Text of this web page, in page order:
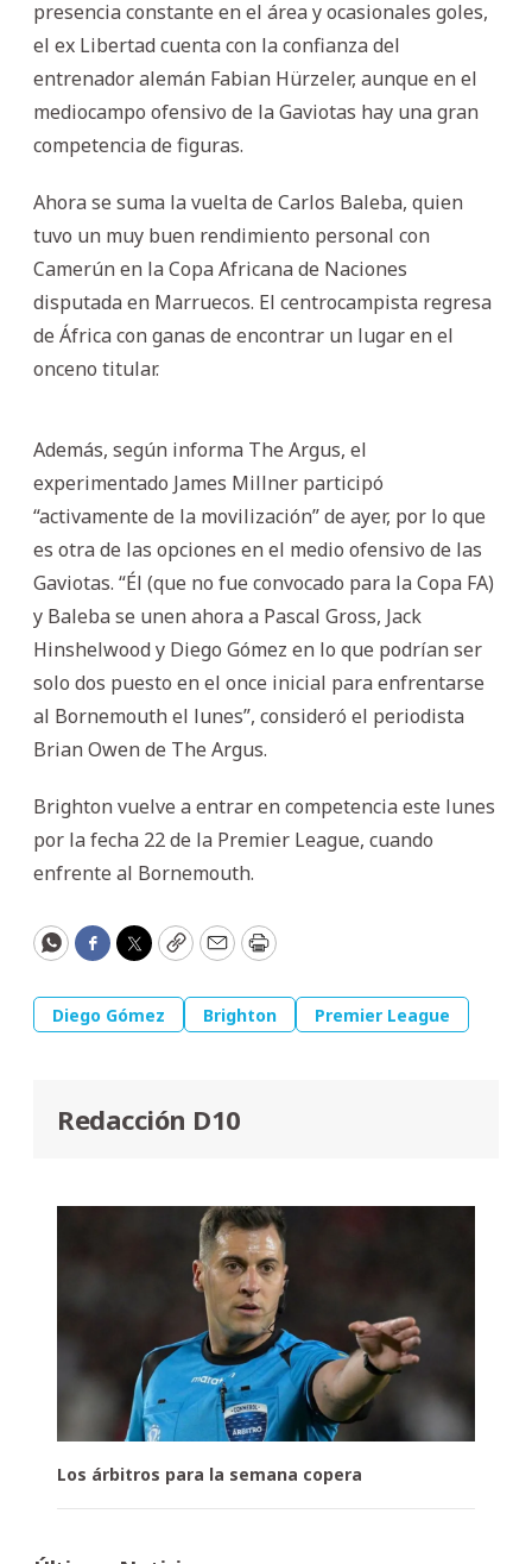
presencia constante en el área y ocasionales goles,
el ex Libertad cuenta con la confianza del
entrenador alemán Fabian Hürzeler, aunque en el
mediocampo ofensivo de la Gaviotas hay una gran
competencia de figuras.
Ahora se suma la vuelta de Carlos Baleba, quien
tuvo un muy buen rendimiento personal con
Camerún en la Copa Africana de Naciones
disputada en Marruecos. El centrocampista regresa
de África con ganas de encontrar un lugar en el
onceno titular.
Además, según informa The Argus, el
experimentado James Millner participó
“activamente de la movilización” de ayer, por lo que
es otra de las opciones en el medio ofensivo de las
Gaviotas. “Él (que no fue convocado para la Copa FA)
y Baleba se unen ahora a Pascal Gross, Jack
Hinshelwood y Diego Gómez en lo que podrían ser
solo dos puesto en el once inicial para enfrentarse
al Bornemouth el lunes”, consideró el periodista
Brian Owen de The Argus.
Brighton vuelve a entrar en competencia este lunes
por la fecha 22 de la Premier League, cuando
enfrente al Bornemouth.
WhatsApp
Facebook
Twitter
CopyEmailPrint
Diego Gómez Brighton Premier League
Redacción D10
Los árbitros para la semana copera